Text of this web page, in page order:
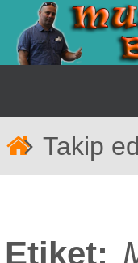
İçeriğe
geç
Takip
Etiket: